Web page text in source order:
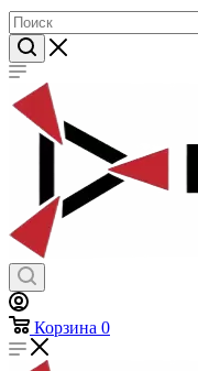
Корзина 0